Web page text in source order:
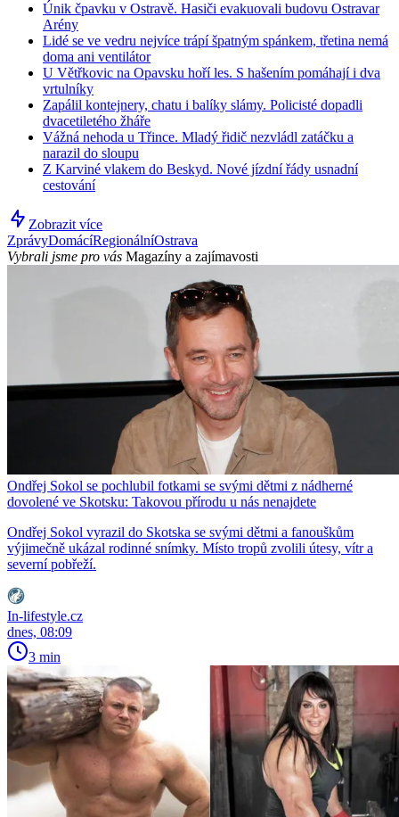
Únik čpavku v Ostravě. Hasiči evakuovali budovu Ostravar
Arény
Lidé se ve vedru nejvíce trápí špatným spánkem, třetina nemá
doma ani ventilátor
U Větřkovic na Opavsku hoří les. S hašením pomáhají i dva
vrtulníky
Zapálil kontejnery, chatu i balíky slámy. Policisté dopadli
dvacetiletého žháře
Vážná nehoda u Třince. Mladý řidič nezvládl zatáčku a
narazil do sloupu
Z Karviné vlakem do Beskyd. Nové jízdní řády usnadní
cestování
Zobrazit více
ZprávyDomácíRegionálníOstrava
Vybrali jsme pro vás Magazíny a zajímavosti
Ondřej Sokol se pochlubil fotkami se svými dětmi z nádherné
dovolené ve Skotsku: Takovou přírodu u nás nenajdete
Ondřej Sokol vyrazil do Skotska se svými dětmi a fanouškům
výjimečně ukázal rodinné snímky. Místo tropů zvolili útesy, vítr a
severní pobřeží.
In-lifestyle.cz
dnes, 08:09
3 min